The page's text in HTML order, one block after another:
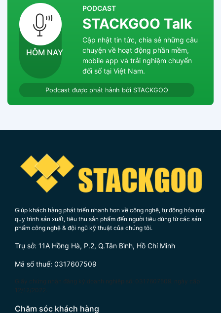
HÔM NAY
PODCAST
STACKGOO Talk
Cập nhật tin tức, chia sẻ những câu
chuyện về hoạt động phần mềm,
mobile app và trải nghiệm chuyển
đổi số tại Việt Nam.
Podcast được phát hành bởi STACKGOO
Giúp khách hàng phát triển nhanh hơn về công nghệ, tự động hóa mọi
quy trình sản xuất, tiêu thu sản phẩm đến người tiêu dùng từ các sản
phẩm công nghệ & đội ngũ kỹ thuật của chúng tôi.
Trụ sở: 11A Hồng Hà, P.2, Q.Tân Bình, Hồ Chí Minh
Mã số thuế: 0317607509
Giấy chứng nhận đăng ký doanh nghiệp số: 0317607509, ngày cấp
12/12/2022.
Chăm sóc khách hàng
Hotline